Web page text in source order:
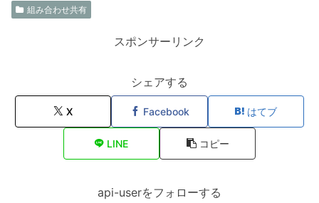
組み合わせ共有
スポンサーリンク
シェアする
X Facebook はてブ
LINE コピー
api-userをフォローする